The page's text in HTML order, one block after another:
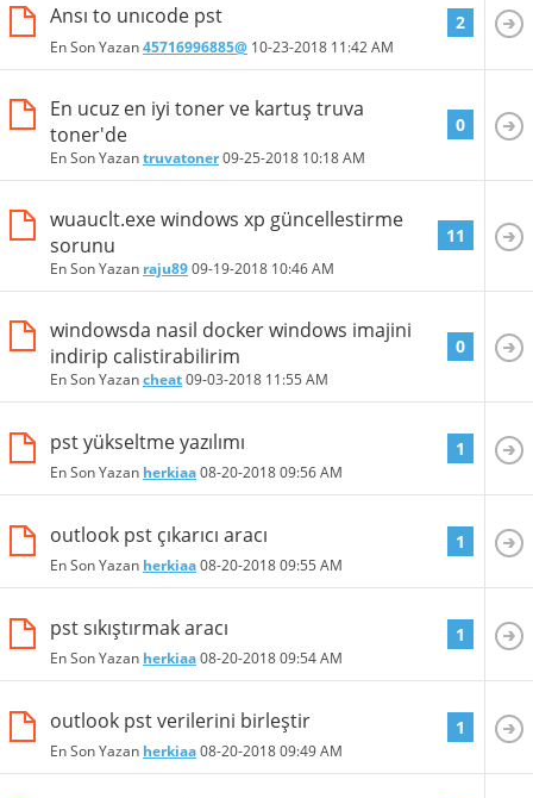
Ansı to unıcode pst
En Son Yazan45716996885@ 10-23-2018 11:42 AM
2
En ucuz en iyi toner ve kartuş truva
toner'de
En Son Yazantruvatoner09-25-2018 10:18 AM
0
wuauclt.exe windows xp güncellestirme
sorunu
En Son Yazan raju8909-19-2018 10:46 AM
11
windowsda nasil docker windows imajini
indirip calistirabilirim
En Son Yazancheat09-03-2018 11:55 AM
0
pst yükseltme yazılımı
En Son Yazan herkiaa08-20-201809:56 AM
1
outlook pst çıkarıcı aracı
En Son Yazan herkiaa08-20-201809:55 AM
1
pst sıkıştırmak aracı
En Son Yazan herkiaa08-20-201809:54 AM
1
outlook pst verilerini birleştir
En Son Yazan herkiaa08-20-201809:49 AM
1